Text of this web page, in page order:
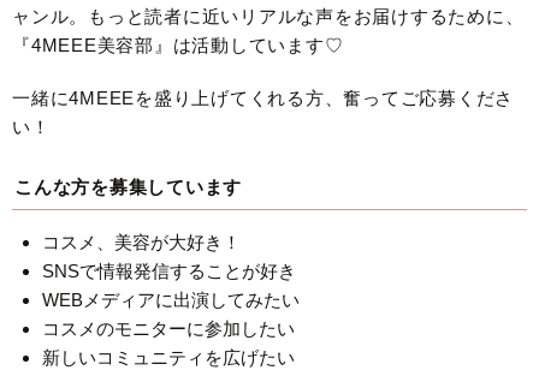
ャンル。もっと読者に近いリアルな声をお届けするために、
『4MEEE美容部』は活動しています♡
一緒に4MEEEを盛り上げてくれる方、奮ってご応募くださ
い！
こんな方を募集しています
コスメ、美容が大好き！
SNSで情報発信することが好き
WEBメディアに出演してみたい
コスメのモニターに参加したい
新しいコミュニティを広げたい